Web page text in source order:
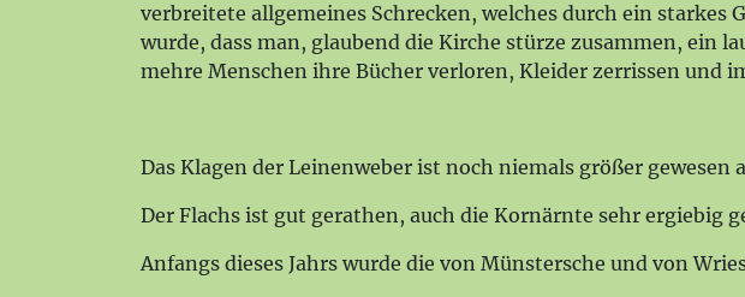
verbreitete allgemeines Schrecken, welches durch ein
wurde, dass man, glaubend die Kirche stürze zusammen, ein
mehre Menschen ihre Bücher verloren, Kleider zerrissen und
Das Klagen der Leinenweber ist noch niemals größer gewesen
Der Flachs ist gut gerathen, auch die Kornärnte sehr ergiebig
Anfangs dieses Jahrs wurde die von Münstersche und von